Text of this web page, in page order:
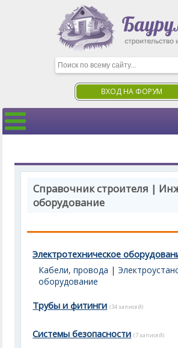
ВХОД НА ФОРУМ
Справочник строителя |
оборудование
Электротехническое
Кабели, провода |
оборудование
Трубы и фитинги (34 записей)
Системы безопасности (7 записей)